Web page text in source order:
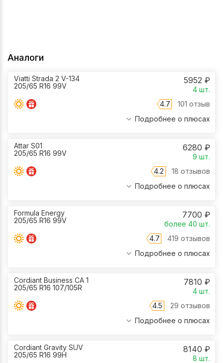
Аналоги
Viatti Strada 2 V-134
205/65 R16 99V
5952 ₽
4 шт.
4.7
101 отзыв
Подробнее о плюсах
Attar S01
205/65 R16 99V
6280 ₽
9 шт.
4.2
18 отзывов
Подробнее о плюсах
Formula Energy
205/65 R16 99V
7700 ₽
более 40 шт.
4.7
419 отзывов
Подробнее о плюсах
Cordiant Business CA 1
205/65 R16 107/105R
7810 ₽
4 шт.
4.5
29 отзывов
Подробнее о плюсах
Cordiant Gravity SUV
205/65 R16 99H
8140 ₽
8 шт.